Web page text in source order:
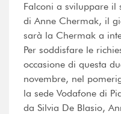
Falconi a sviluppare il
di Anne Chermak, il
sarà la Chermak a
Per soddisfare le
occasione di questa
novembre, nel
la sede Vodafone di
da Silvia De Blasio,